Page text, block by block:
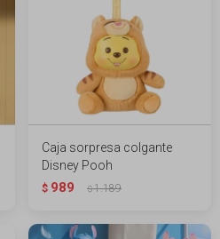
Caja sorpresa colgante
Disney Pooh
$ 989 $1.189